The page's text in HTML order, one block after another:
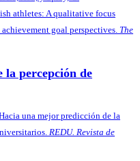
athletes: A qualitative focus
goal perspectives. The
la percepción de
una mejor predicción de la
REDU. Revista de